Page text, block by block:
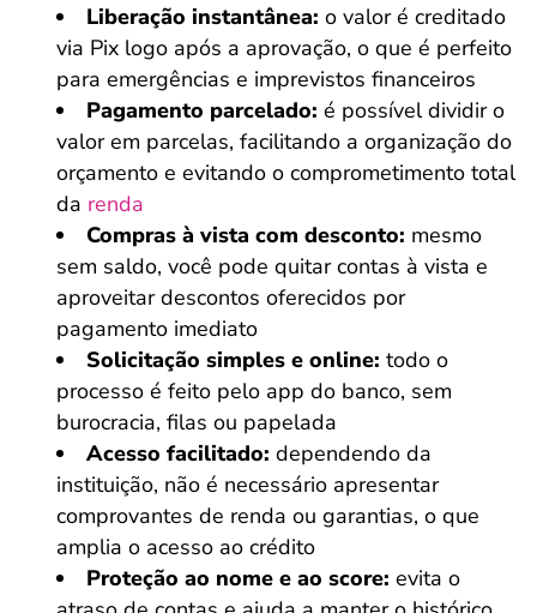
Liberação instantânea: o valor é creditado
via Pix logo após a aprovação, o que é perfeito
para emergências e imprevistos financeiros
Pagamento parcelado: é possível dividir o
valor em parcelas, facilitando a organização do
orçamento e evitando o comprometimento total
da renda
Compras à vista com desconto: mesmo
sem saldo, você pode quitar contas à vista e
aproveitar descontos oferecidos por
pagamento imediato
Solicitação simples e online: todo o
processo é feito pelo app do banco, sem
burocracia, filas ou papelada
Acesso facilitado: dependendo da
instituição, não é necessário apresentar
comprovantes de renda ou garantias, o que
amplia o acesso ao crédito
Proteção ao nome e ao score: evita o